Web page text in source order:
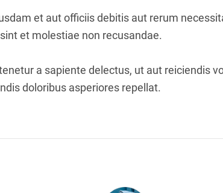
et aut officiis debitis aut rerum
et molestiae non recusandae.
a sapiente delectus, ut aut reiciendis
doloribus asperiores repellat.